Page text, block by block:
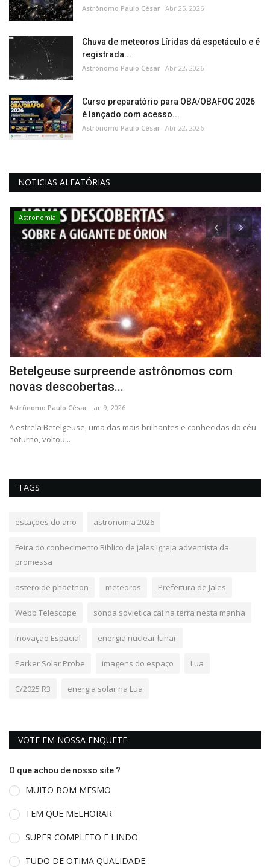
Astrônomo Paulo César Abr 25, 2026
Chuva de meteoros Líridas dá espetáculo e é
registrada...
Astrônomo Paulo César Abr 22, 2026
Curso preparatório para OBA/OBAFOG 2026
é lançado com acesso...
Astrônomo Paulo César Abr 22, 2026
NOTICIAS ALEATÓRIAS
Astronomia
Betelgeuse surpreende astrônomos com
novas descobertas...
Astrônomo Paulo César Jan 9, 2026
A estrela Betelgeuse, uma das mais brilhantes e conhecidas do céu
noturno, voltou...
TAGS
estações do ano astronomia 2026
Feira do conhecimento Biblico de jales igreja adventista da
promessa
asteroide phaethon meteoros Prefeitura de Jales
Webb Telescope sonda sovietica cai na terra nesta manha
Inovação Espacial energia nuclear lunar
Parker Solar Probe imagens do espaço Lua
C/2025 R3 energia solar na Lua
VOTE EM NOSSA ENQUETE
O que achou de nosso site ?
MUITO BOM MESMO
TEM QUE MELHORAR
SUPER COMPLETO E LINDO
TUDO DE OTIMA QUALIDADE